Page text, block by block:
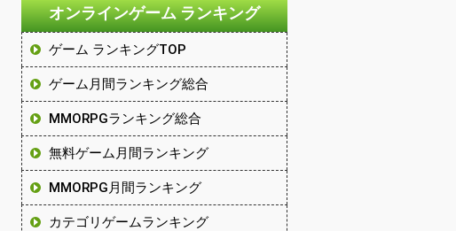
オンラインゲーム ランキング
ゲーム ランキングTOP
ゲーム月間ランキング総合
MMORPGランキング総合
無料ゲーム月間ランキング
MMORPG月間ランキング
カテゴリゲームランキング